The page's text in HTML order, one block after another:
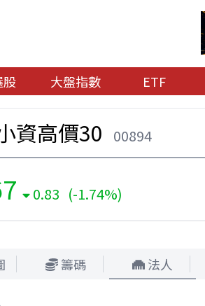
股 大盤指數 ETF
資高價30 00894
0.83 (-1.74%)
籌碼 法人